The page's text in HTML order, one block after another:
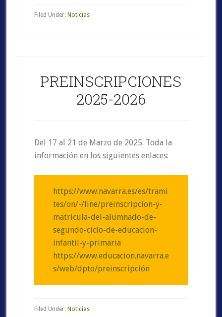
Filed Under: Noticias
PREINSCRIPCIONES
2025-2026
Del 17 al 21 de Marzo de 2025. Toda la
información en los siguientes enlaces:
https://www.navarra.es/es/trami
tes/on/-/line/preinscripcion-y-
matricula-del-alumnado-de-
segundo-ciclo-de-educacion-
infantil-y-primaria
https://www.educacion.navarra.e
s/web/dpto/preinscripción
Filed Under: Noticias